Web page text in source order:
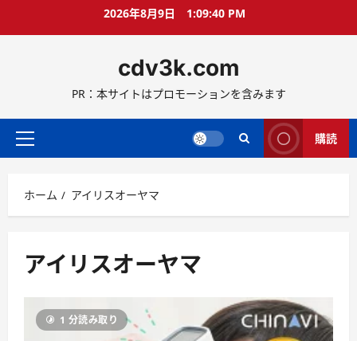
ス
ッ
2026年8月9日 1:09:40 PM
cdv3k.com
PR：本サイトはプロモーションを含みます
メ
メ
ニ
ー
購読
ホーム アイリスオーヤマ
アイリスオーヤマ
1 分読み取り